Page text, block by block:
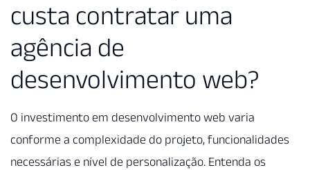
custa contratar uma
agência de
desenvolvimento web?
O investimento em desenvolvimento web varia
conforme a complexidade do projeto, funcionalidades
necessárias e nível de personalização. Entenda os